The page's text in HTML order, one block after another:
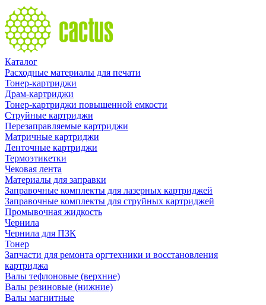
Каталог
Расходные материалы для печати
Тонер-картриджи
Драм-картриджи
Тонер-картриджи повышенной емкости
Струйные картриджи
Перезаправляемые картриджи
Матричные картриджи
Ленточные картриджи
Термоэтикетки
Чековая лента
Материалы для заправки
Заправочные комплекты для лазерных картриджей
Заправочные комплекты для струйных картриджей
Промывочная жидкость
Чернила
Чернила для ПЗК
Тонер
Запчасти для ремонта оргтехники и восстановления
картриджа
Валы тефлоновые (верхние)
Валы резиновые (нижние)
Валы магнитные